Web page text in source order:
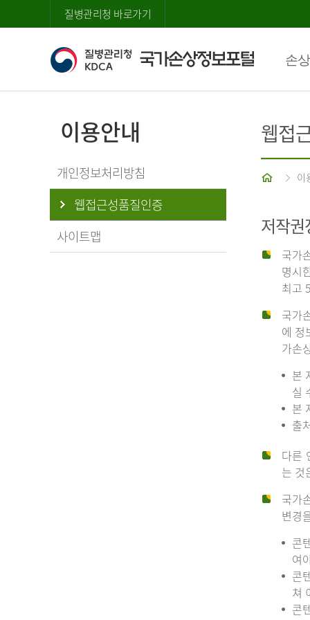
질병관리청 바로가기
손
이용안내
개인정보처리방침
웹접근성품질인증
사이트맵
웹접
홈 이
저작권
국가
명시
최고
국가
에 정
가손
본
실
본
출
다른
는 것
국가
변경
콘
여
콘
쳐
콘